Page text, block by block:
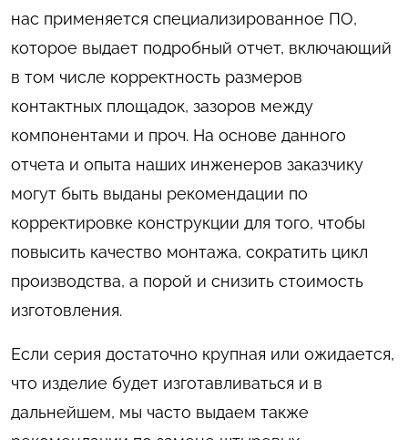
нас применяется специализированное ПО,
которое выдает подробный отчет, включающий
в том числе корректность размеров
контактных площадок, зазоров между
компонентами и проч. На основе данного
отчета и опыта наших инженеров заказчику
могут быть выданы рекомендации по
корректировке конструкции для того, чтобы
повысить качество монтажа, сократить цикл
производства, а порой и снизить стоимость
изготовления.
Если серия достаточно крупная или ожидается,
что изделие будет изготавливаться и в
дальнейшем, мы часто выдаем также